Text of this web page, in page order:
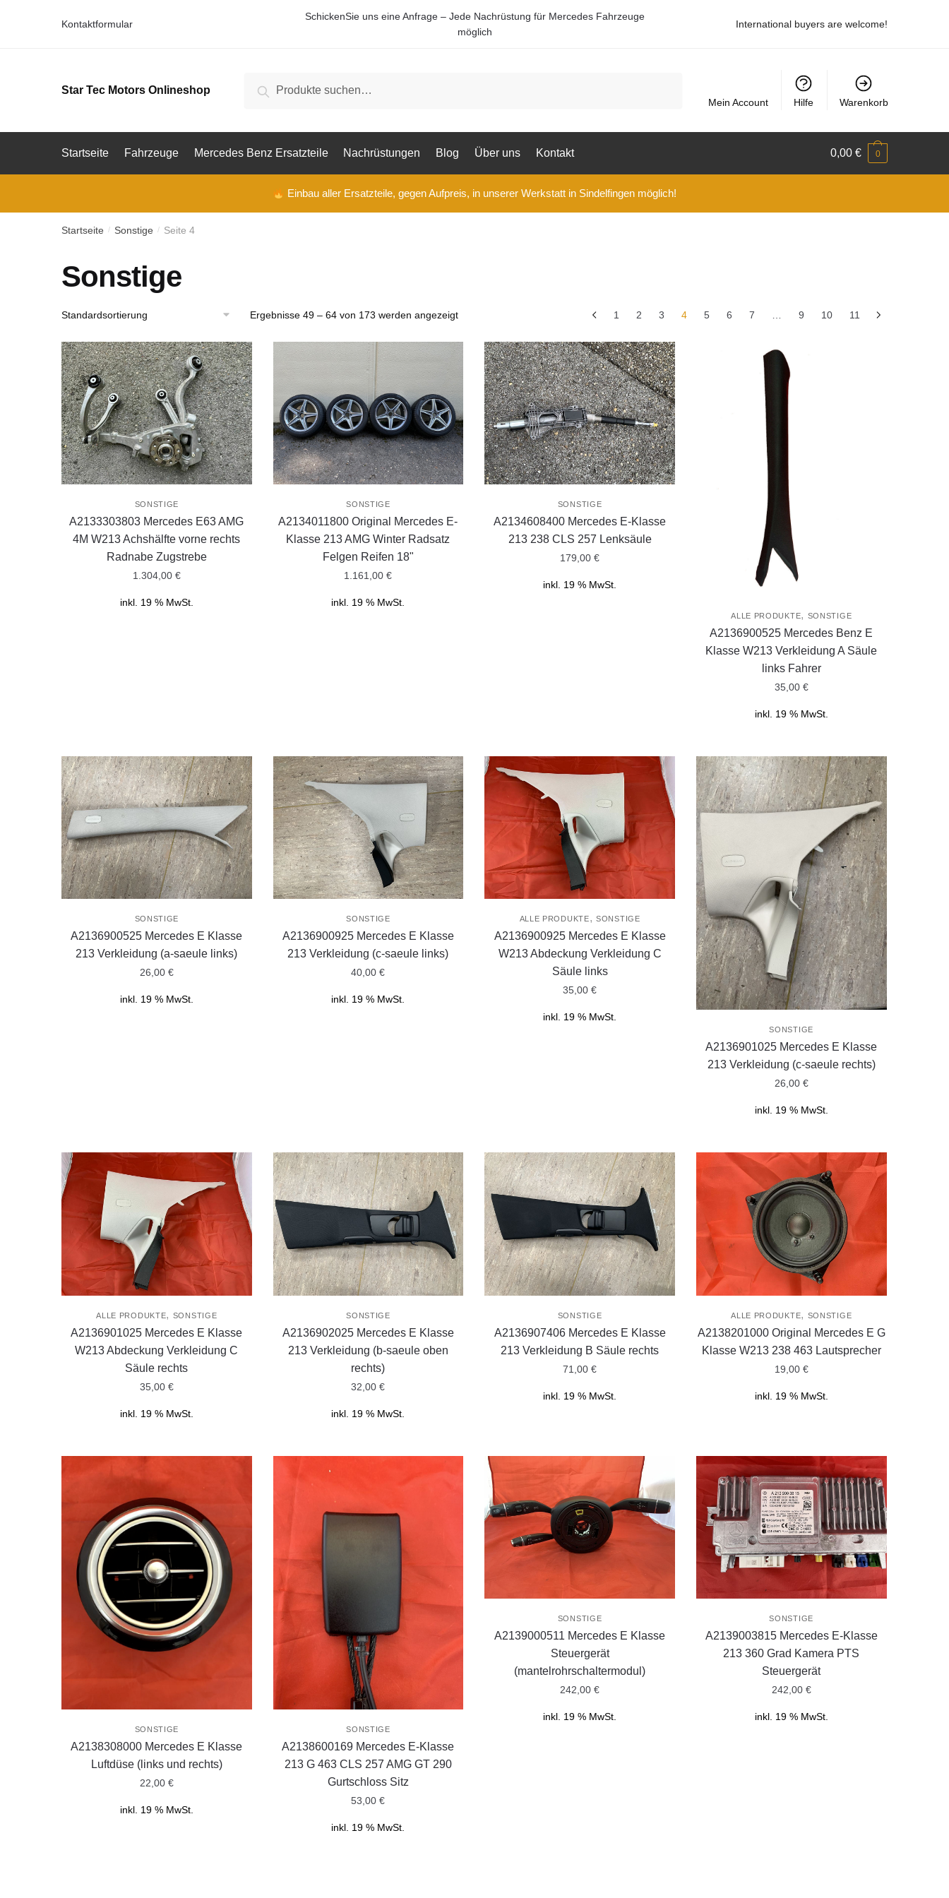
Kontaktformular
SchickenSie uns eine Anfrage – Jede Nachrüstung für Mercedes Fahrzeuge
möglich
International buyers are welcome!
Star Tec Motors Onlineshop
nach:
Suche
Mein Account Hilfe Warenkorb
Startseite Fahrzeuge Mercedes Benz Ersatzteile Nachrüstungen Blog Über uns Kontakt 0,00 € 0
Einbau aller Ersatzteile, gegen Aufpreis, in unserer Werkstatt in Sindelfingen möglich!
Startseite / Sonstige / Seite 4
Sonstige
Ergebnisse 49 – 64 von 173 werden angezeigt 1 2 3 4 5 6 7 9 10 11
SONSTIGE
A2133303803 Mercedes E63 AMG
4M W213 Achshälfte vorne rechts
Radnabe Zugstrebe
1.304,00 €
inkl. 19 % MwSt.
SONSTIGE
A2134011800 Original Mercedes E-
Klasse 213 AMG Winter Radsatz
Felgen Reifen 18"
1.161,00€
inkl. 19 % MwSt.
SONSTIGE
A2134608400 Mercedes E-Klasse
213 238 CLS 257 Lenksäule
179,00€
inkl. 19 % MwSt.
ALLE PRODUKTE, SONSTIGE
A2136900525 Mercedes Benz E
Klasse W213 Verkleidung A Säule
links Fahrer
35,00 €
inkl. 19 % MwSt.
SONSTIGE
A2136900525 Mercedes E Klasse
213 Verkleidung (a-saeule links)
26,00 €
inkl. 19 % MwSt.
SONSTIGE
A2136900925 Mercedes E Klasse
213 Verkleidung (c-saeule links)
40,00€
inkl. 19 % MwSt.
ALLE PRODUKTE,SONSTIGE
A2136900925 Mercedes E Klasse
W213 Abdeckung Verkleidung C
Säule links
35,00€
inkl. 19 % MwSt.
SONSTIGE
A2136901025 Mercedes E Klasse
213 Verkleidung (c-saeule rechts)
26,00 €
inkl. 19 % MwSt.
ALLE PRODUKTE, SONSTIGE
A2136901025 Mercedes E Klasse
W213 Abdeckung Verkleidung C
Säule rechts
35,00 €
inkl. 19 % MwSt.
SONSTIGE
A2136902025 Mercedes E Klasse
213 Verkleidung (b-saeule oben
rechts)
32,00€
inkl. 19 % MwSt.
SONSTIGE
A2136907406 Mercedes E Klasse
213 Verkleidung B Säule rechts
71,00€
inkl. 19 % MwSt.
ALLE PRODUKTE, SONSTIGE
A2138201000 Original Mercedes E G
Klasse W213 238 463 Lautsprecher
19,00 €
inkl. 19 % MwSt.
SONSTIGE
A2138308000 Mercedes E Klasse
Luftdüse (links und rechts)
22,00 €
inkl. 19 % MwSt.
SONSTIGE
A2138600169 Mercedes E-Klasse
213 G 463 CLS 257 AMG GT 290
Gurtschloss Sitz
53,00€
inkl. 19 % MwSt.
SONSTIGE
A2139000511 Mercedes E Klasse
Steuergerät
(mantelrohrschaltermodul)
242,00€
inkl. 19 % MwSt.
SONSTIGE
A2139003815 Mercedes E-Klasse
213 360 Grad Kamera PTS
Steuergerät
242,00 €
inkl. 19 % MwSt.